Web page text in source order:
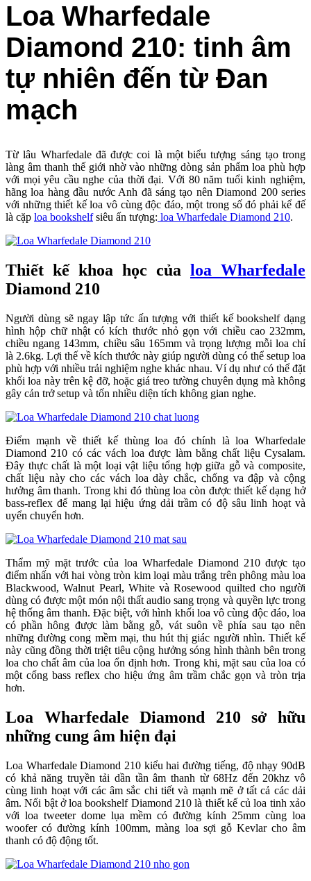
Loa Wharfedale
Diamond 210: tinh âm
tự nhiên đến từ Đan
mạch
Từ lâu Wharfedale đã được coi là một biểu tượng sáng tạo trong
làng âm thanh thế giới nhờ vào những dòng sản phẩm loa phù hợp
với mọi yêu cầu nghe của thời đại. Với 80 năm tuổi kinh nghiệm,
hãng loa hàng đầu nước Anh đã sáng tạo nên Diamond 200 series
với những thiết kế loa vô cùng độc đáo, một trong số đó phải kể đế
là cặp loa bookshelfsiêu ấn tượng: loa Wharfedale Diamond 210.
Thiết kế khoa học của loa Wharfedale
Diamond 210
Người dùng sẽ ngay lập tức ấn tượng với thiết kế bookshelf dạng
hình hộp chữ nhật có kích thước nhỏ gọn với chiều cao 232mm,
chiều ngang 143mm, chiều sâu 165mm và trọng lượng mỗi loa chỉ
là 2.6kg. Lợi thế về kích thước này giúp người dùng có thể setup loa
phù hợp với nhiều trải nghiệm nghe khác nhau. Ví dụ như có thể đặt
khối loa này trên kệ đỡ, hoặc giá treo tường chuyên dụng mà không
gây cản trở setup và tốn nhiều diện tích không gian nghe.
Điểm mạnh về thiết kế thùng loa đó chính là loa Wharfedale
Diamond 210 có các vách loa được làm bằng chất liệu Cysalam.
Đây thực chất là một loại vật liệu tổng hợp giữa gỗ và composite,
chất liệu này cho các vách loa dày chắc, chống va đập và cộng
hưởng âm thanh. Trong khi đó thùng loa còn được thiết kế dạng hở
bass-reflex để mang lại hiệu ứng dải trầm có độ sâu linh hoạt và
uyển chuyển hơn.
Thẩm mỹ mặt trước của loa Wharfedale Diamond 210 được tạo
điểm nhấn với hai vòng tròn kim loại màu trắng trên phông màu loa
Blackwood, Walnut Pearl, White và Rosewood quilted cho người
dùng có được một món nội thất audio sang trọng và quyền lực trong
hệ thống âm thanh. Đặc biệt, với hình khối loa vô cùng độc đáo, loa
có phần hông được làm bằng gỗ, vát suôn về phía sau tạo nên
những đường cong mềm mại, thu hút thị giác người nhìn. Thiết kế
này cũng đồng thời triệt tiêu cộng hưởng sóng hình thành bên trong
loa cho chất âm của loa ổn định hơn. Trong khi, mặt sau của loa có
một cổng bass reflex cho hiệu ứng âm trầm chắc gọn và tròn trịa
hơn.
Loa Wharfedale Diamond 210 sở hữu
những cung âm hiện đại
Loa Wharfedale Diamond 210 kiểu hai đường tiếng, độ nhạy 90dB
có khả năng truyền tải dần tần âm thanh từ 68Hz đến 20khz vô
cùng linh hoạt với các âm sắc chi tiết và mạnh mẽ ở tất cả các dải
âm. Nổi bật ở loa bookshelf Diamond 210 là thiết kế củ loa tinh xảo
với loa tweeter dome lụa mềm có đường kính 25mm cùng loa
woofer có đường kính 100mm, màng loa sợi gỗ Kevlar cho âm
thanh có độ động tốt.